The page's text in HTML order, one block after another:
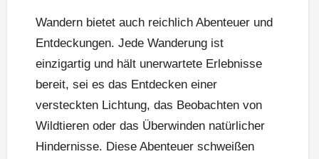
Wandern bietet auch reichlich Abenteuer und
Entdeckungen. Jede Wanderung ist
einzigartig und hält unerwartete Erlebnisse
bereit, sei es das Entdecken einer
versteckten Lichtung, das Beobachten von
Wildtieren oder das Überwinden natürlicher
Hindernisse. Diese Abenteuer schweißen